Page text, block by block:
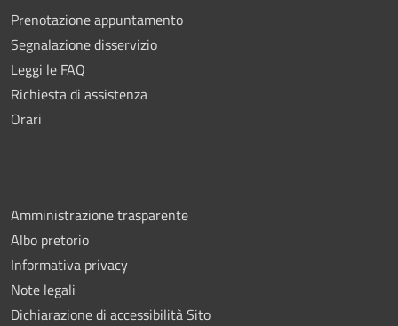
Prenotazione appuntamento
Segnalazione disservizio
Leggi le FAQ
Richiesta di assistenza
Orari
Amministrazione trasparente
Albo pretorio
Informativa privacy
Note legali
Dichiarazione di accessibilità Sito